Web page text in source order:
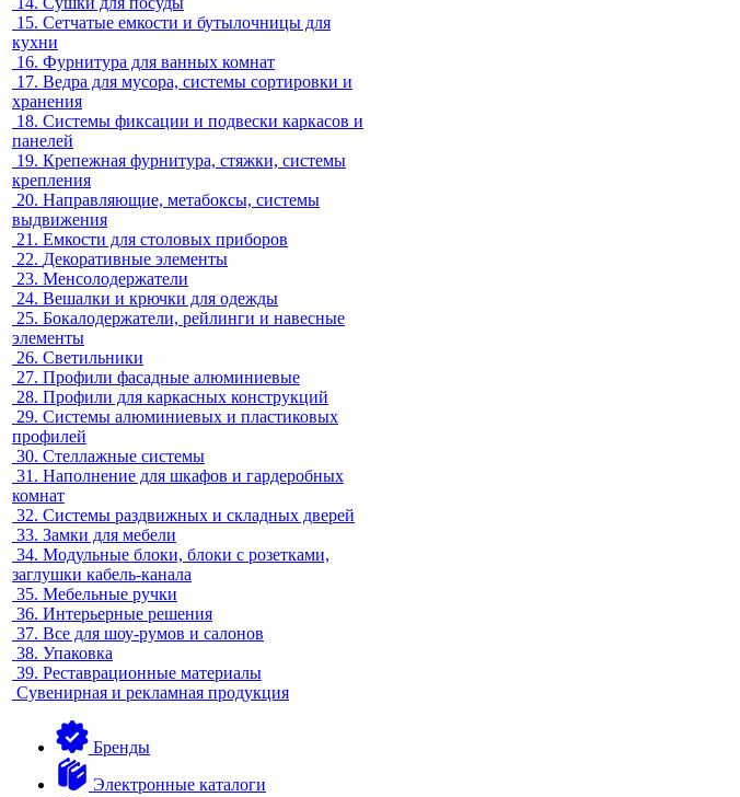
15. Сетчатые емкости и бутылочницы для
кухни
16. Фурнитура для ванных комнат
17. Ведра для мусора, системы сортировки и
хранения
18. Системы фиксации и подвески каркасов и
панелей
19. Крепежная фурнитура, стяжки, системы
крепления
20. Направляющие, метабоксы, системы
выдвижения
21. Емкости для столовых приборов
22. Декоративные элементы
23. Менсолодержатели
24. Вешалки и крючки для одежды
25. Бокалодержатели, рейлинги и навесные
элементы
26. Светильники
27. Профили фасадные алюминиевые
28. Профили для каркасных конструкций
29. Системы алюминиевых и пластиковых
профилей
30. Стеллажные системы
31. Наполнение для шкафов и гардеробных
комнат
32. Системы раздвижных и складных дверей
33. Замки для мебели
34. Модульные блоки, блоки с розетками,
заглушки кабель-канала
35. Мебельные ручки
36. Интерьерные решения
37. Все для шоу-румов и салонов
38. Упаковка
39. Реставрационные материалы
Сувенирная и рекламная продукция
Бренды
Электронные каталоги